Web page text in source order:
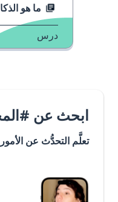
ما هو
درس
ابحث عن
تعلَّم التحدُّث عن الأمور